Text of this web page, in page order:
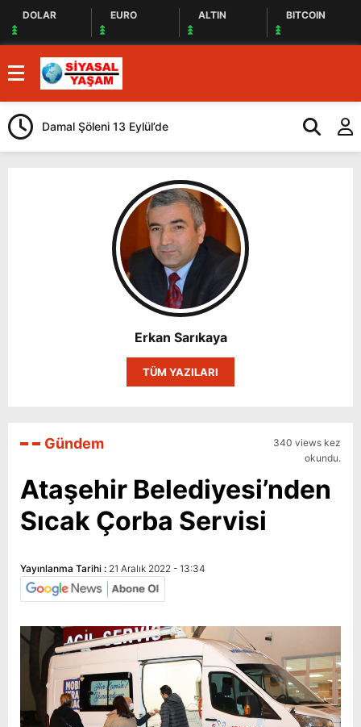
DOLAR EURO ALTIN BITCOIN
Damal Şöleni 13 Eylül’de
Kars
Erkan Sarıkaya
TÜM YAZILARI
Gündem
340 views kez
okundu.
Ataşehir Belediyesi’nden
Sıcak Çorba Servisi
Yayınlanma Tarihi : 21 Aralık 2022 - 13:34